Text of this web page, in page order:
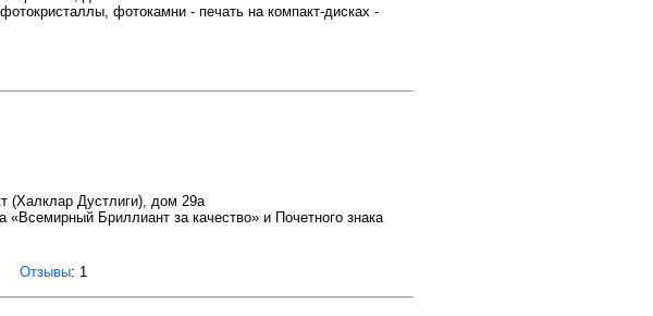
фотокамни - печать на компакт-дисках -
(Халклар Дустлиги), дом 29а
Бриллиант за качество» и Почетного знака
Отзывы: 1